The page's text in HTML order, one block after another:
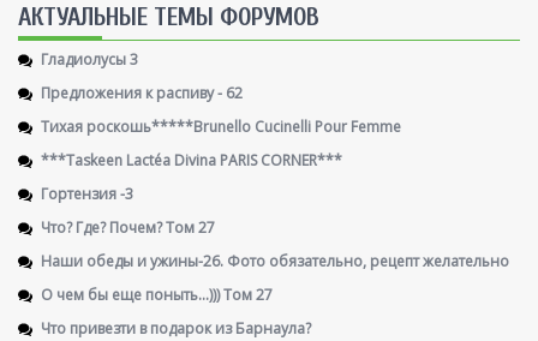
AКТУАЛЬНЫЕ ТЕМЫ ФОРУМОВ
Гладиолусы 3
Предложения к распиву - 62
Тихая роскошь*****Brunello Cucinelli Pour Femme
***Taskeen Lactéa Divina PARIS CORNER***
Гортензия -3
Что? Где? Почем? Том 27
Наши обеды и ужины-26. Фото обязательно, рецепт желательно
О чем бы еще поныть...))) Том 27
Что привезти в подарок из Барнаула?